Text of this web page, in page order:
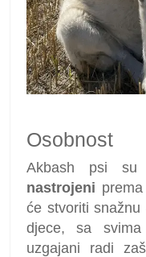
Osobnost
Akbash psi su
nastrojeni
će stvoriti
djece, sa
uzgajani radi